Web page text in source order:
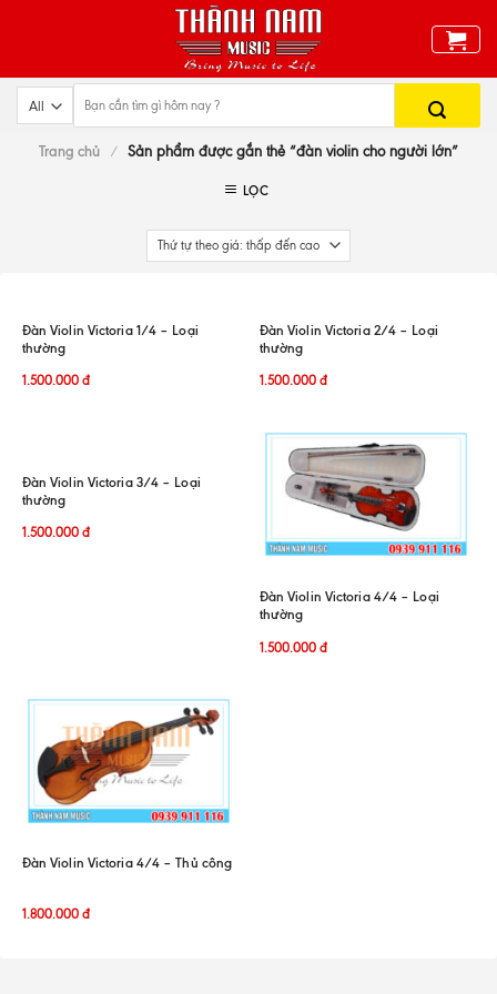
Trang chủ / Sản phẩm được gắn thẻ “đàn violin cho người lớn”
LỌC
Đàn Violin Victoria 1/4 – Loại
thường
1.500.000 đ
Đàn Violin Victoria 2/4 – Loại
thường
1.500.000 đ
Đàn Violin Victoria 3/4 – Loại
thường
1.500.000 đ
Đàn Violin Victoria 4/4 – Loại
thường
1.500.000 đ
Đàn Violin Victoria 4/4 – Thủ công
1.800.000 đ